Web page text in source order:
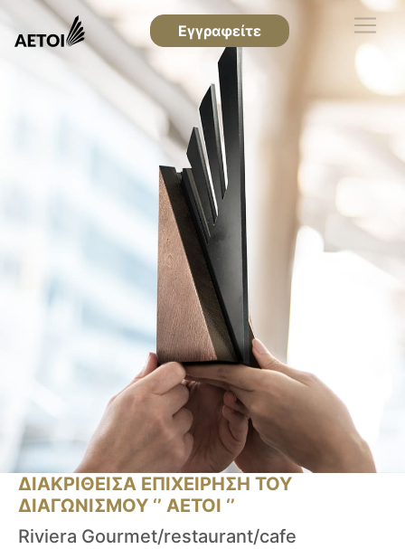
Εγγραφείτε
ΔΙΑΚΡΙΘΕΙΣΑ ΕΠΙΧΕΙΡΗΣΗ ΤΟΥ
ΔΙΑΓΩΝΙΣΜΟΥ ‘’ ΑΕΤΟΙ ‘’
Riviera Gourmet/restaurant/cafe